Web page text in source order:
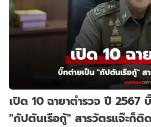
เปิด 10 ฉายาตำรวจ ปี 2567
"กัปตันเรือกู้" สารวัตรแจ๊ะก็ติ